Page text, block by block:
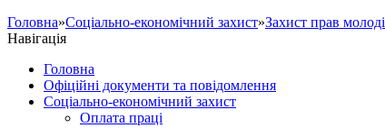
Головна»Соціально-економічний захист»Захист прав молоді
Навігація
Головна
Офіційні документи та повідомлення
Соціально-економічний захист
Оплата праці